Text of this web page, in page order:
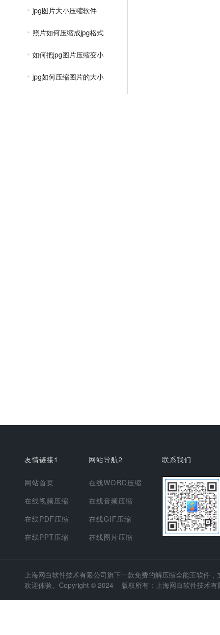
jpg图片大小压缩软件
照片如何压缩成jpg格式
如何把jpg图片压缩变小
jpg如何压缩图片的大小
友情链接1
网站首页
在线视频压缩
在线PDF压缩
在线PPT压缩
网站导航2
在线WORD压缩
在线音频压缩
在线GIF压缩
在线图片压缩
联系我们
上海网白软件技术有限公司旗下一款免费的解压缩全能王软件
欢迎体验。Copyright © 2024 版权所有：上海网白软件技术